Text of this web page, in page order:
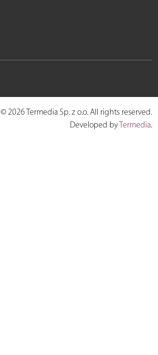
© 2026 Termedia Sp. z o.o. All rights reserved.
Developed byTermedia.